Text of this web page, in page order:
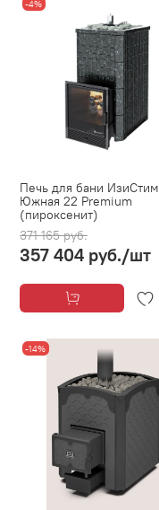
-4%
Печь для бани ИзиСтим
Южная 22 Premium
(пироксенит)
371 165 руб.
357 404 руб./шт
-14%